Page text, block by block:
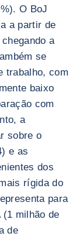
O BoJ
a partir de
a
se
trabalho, com
baixo
com
a
sobre o
e as
dos
rígida do
para
milhão de
de